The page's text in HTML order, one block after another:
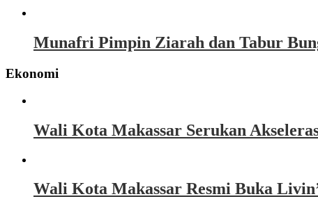
Munafri Pimpin Ziarah dan Tabur
Ekonomi
Wali Kota Makassar Serukan
Wali Kota Makassar Resmi Buka